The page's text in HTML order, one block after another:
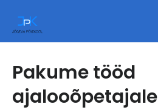
Pakume tööd
ajalooõpetajale